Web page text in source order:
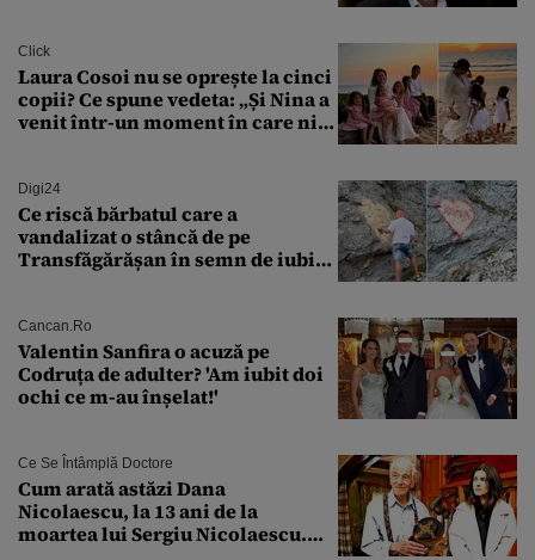
Click
Laura Cosoi nu se oprește la cinci
copii? Ce spune vedeta: „Și Nina a
venit într-un moment în care nici
Digi24
Ce riscă bărbatul care a
vandalizat o stâncă de pe
Transfăgărășan în semn de iubire
Cancan.ro
Valentin Sanfira o acuză pe
Codruța de adulter? 'Am iubit doi
ochi ce m-au înșelat!'
Ce Se Întâmplă Doctore
Cum arată astăzi Dana
Nicolaescu, la 13 ani de la
moartea lui Sergiu Nicolaescu.